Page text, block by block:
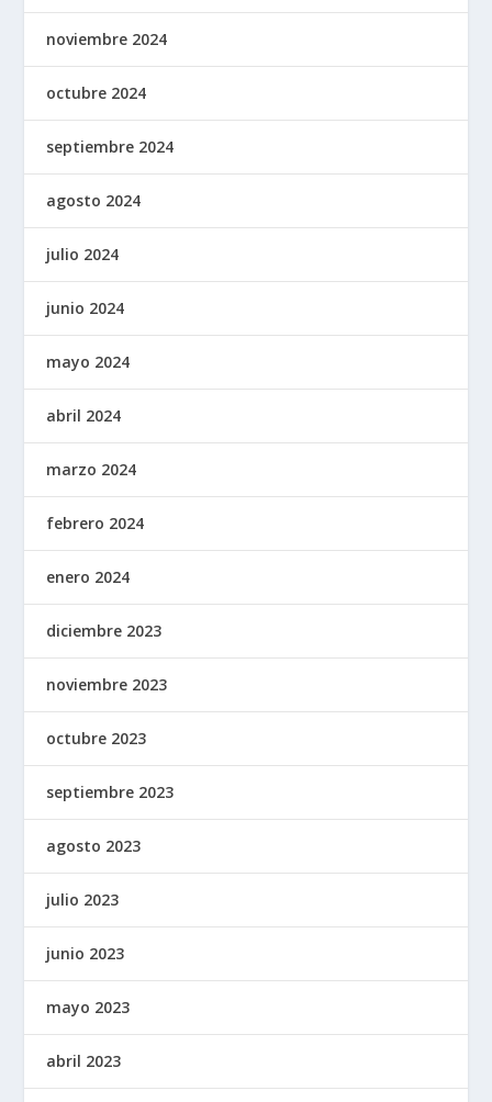
noviembre 2024
octubre 2024
septiembre 2024
agosto 2024
julio 2024
junio 2024
mayo 2024
abril 2024
marzo 2024
febrero 2024
enero 2024
diciembre 2023
noviembre 2023
octubre 2023
septiembre 2023
agosto 2023
julio 2023
junio 2023
mayo 2023
abril 2023